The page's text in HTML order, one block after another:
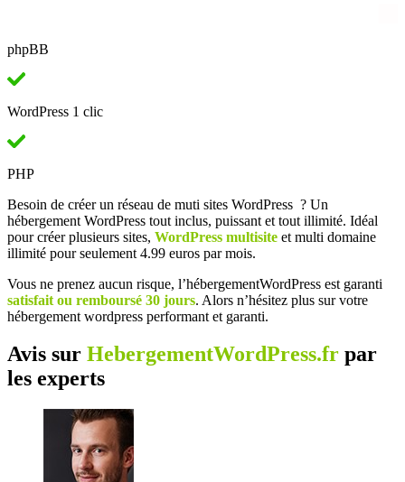
phpBB
WordPress 1 clic
PHP
Besoin de créer un réseau de muti sites WordPress ? Un
hébergement WordPress tout inclus, puissant et tout illimité. Idéal
pour créer plusieurs sites, WordPress multisite et multi domaine
illimité pour seulement 4.99 euros par mois.
Vous ne prenez aucun risque, l’hébergementWordPress est garanti
satisfait ou remboursé 30 jours. Alors n’hésitez plus sur votre
hébergement wordpress performant et garanti.
Avis sur HebergementWordPress.fr par
les experts